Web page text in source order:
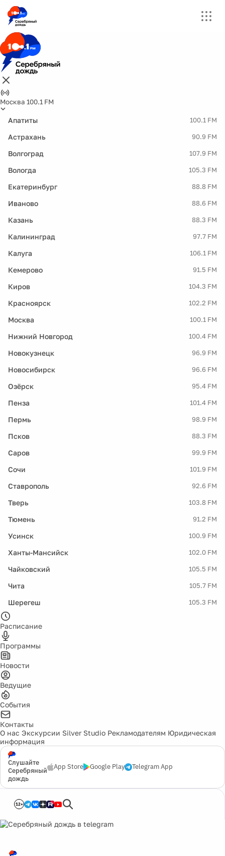
Москва 100.1 FM
Апатиты 100.1 FM
Астрахань 90.9 FM
Волгоград 107.9 FM
Вологда 105.3 FM
Екатеринбург 88.8 FM
Иваново 88.6 FM
Казань 88.3 FM
Калининград 97.7 FM
Калуга 106.1 FM
Кемерово 91.5 FM
Киров 104.3 FM
Красноярск 102.2 FM
Москва 100.1 FM
Нижний Новгород 100.4 FM
Новокузнецк 96.9 FM
Новосибирск 96.6 FM
Озёрск 95.4 FM
Пенза 101.4 FM
Пермь 98.9 FM
Псков 88.3 FM
Саров 99.9 FM
Сочи 101.9 FM
Ставрополь 92.6 FM
Тверь 103.8 FM
Тюмень 91.2 FM
Усинск 100.9 FM
Ханты-Мансийск 102.0 FM
Чайковский 105.5 FM
Чита 105.7 FM
Шерегеш 105.3 FM
Расписание
Программы
Новости
Ведущие
События
Контакты
О нас Экскурсии Silver Studio Рекламодателям Юридическая
информация
Слушайте
Серебряный
дождь
App Store Google Play Telegram App
12+